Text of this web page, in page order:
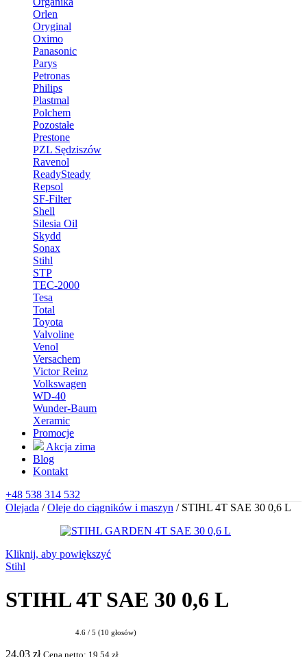
Orlen
Oryginal
Oximo
Panasonic
Parys
Petronas
Philips
Plastmal
Polchem
Pozostałe
Prestone
PZL Sędziszów
Ravenol
ReadySteady
Repsol
SF-Filter
Shell
Silesia Oil
Skydd
Sonax
Stihl
STP
TEC-2000
Tesa
Total
Toyota
Valvoline
Venol
Versachem
Victor Reinz
Volkswagen
WD-40
Wunder-Baum
Xeramic
Promocje
Akcja zima
Blog
Kontakt
+48 538 314 532
Olejada /Oleje do ciągników i maszyn / STIHL 4T SAE 30 0,6 L
Kliknij, aby powiększyć
Stihl
STIHL 4T SAE 30 0,6 L
4.6 / 5 (10 głosów)
24,03 zł Cena netto: 19,54 zł